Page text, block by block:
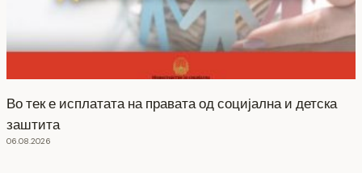
Во тек е исплатата на правата од социјална и детска
заштита
06.08.2026